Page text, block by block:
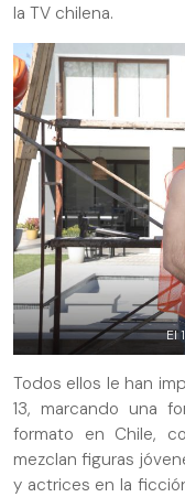
la TV chilena.
El
Todos ellos le han
13, marcando una
formato en Chile,
mezclan figuras
y actrices en la